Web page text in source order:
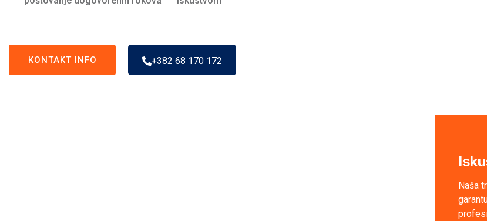
KONTAKT INFO +382 68 170 172
Naša